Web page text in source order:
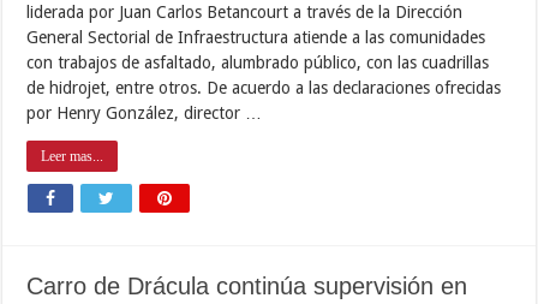
liderada por Juan Carlos Betancourt a través de la Dirección
General Sectorial de Infraestructura atiende a las comunidades
con trabajos de asfaltado, alumbrado público, con las cuadrillas
de hidrojet, entre otros. De acuerdo a las declaraciones ofrecidas
por Henry González, director …
Leer mas...
Carro de Drácula continúa supervisión en